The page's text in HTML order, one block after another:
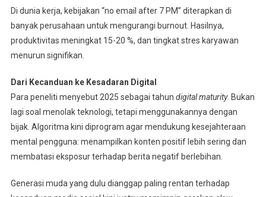
Di dunia kerja, kebijakan “no email after 7 PM” diterapkan di
banyak perusahaan untuk mengurangi burnout. Hasilnya,
produktivitas meningkat 15-20 %, dan tingkat stres karyawan
menurun signifikan.
Dari Kecanduan ke Kesadaran Digital
Para peneliti menyebut 2025 sebagai tahun digital maturity. Bukan
lagi soal menolak teknologi, tetapi menggunakannya dengan
bijak. Algoritma kini diprogram agar mendukung kesejahteraan
mental pengguna: menampilkan konten positif lebih sering dan
membatasi eksposur terhadap berita negatif berlebihan.
Generasi muda yang dulu dianggap paling rentan terhadap